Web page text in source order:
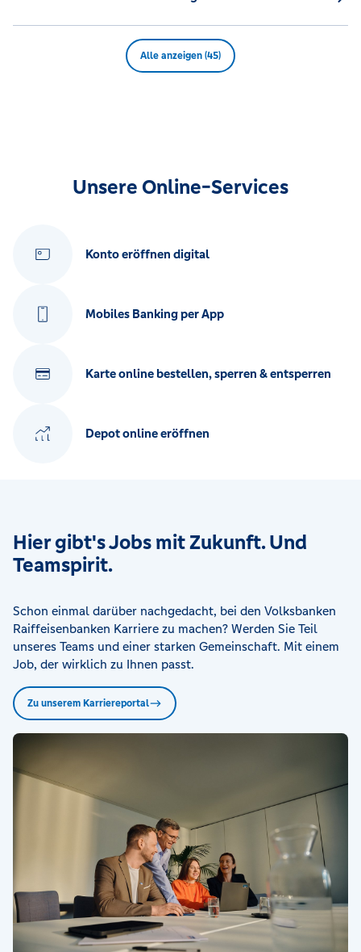
Alle anzeigen (45)
Unsere Online-Services
Konto eröffnen digital
Mobiles Banking per App
Karte online bestellen, sperren & entsperren
Depot online eröffnen
Hier gibt's Jobs mit Zukunft. Und
Teamspirit.
Schon einmal darüber nachgedacht, bei den Volksbanken
Raiffeisenbanken Karriere zu machen? Werden Sie Teil
unseres Teams und einer starken Gemeinschaft. Mit einem
Job, der wirklich zu Ihnen passt.
Zu unserem Karriereportal